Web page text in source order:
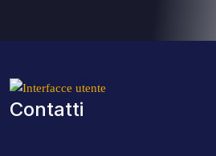
Contatti